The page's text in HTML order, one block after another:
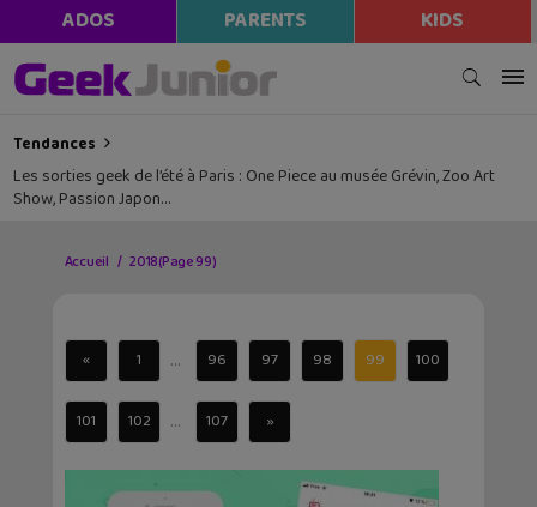
ADOS PARENTS KIDS
Tendances
Les sorties geek de l’été à Paris : One Piece au musée Grévin, Zoo Art
Show, Passion Japon…
Accueil 2018(Page 99)
« 1 ... 96 97 98 99 100
101 102 ... 107 »